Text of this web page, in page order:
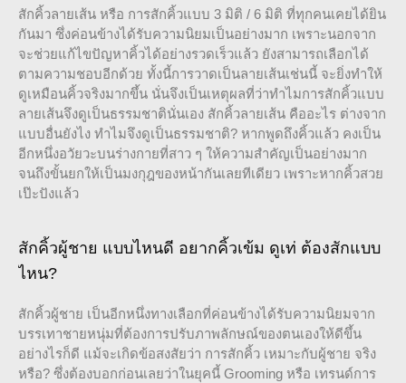
สักคิ้วลายเส้น หรือ การสักคิ้วแบบ 3 มิติ / 6 มิติ ที่ทุกคนเคยได้ยิน
กันมา ซึ่งค่อนข้างได้รับความนิยมเป็นอย่างมาก เพราะนอกจาก
จะช่วยแก้ไขปัญหาคิ้วได้อย่างรวดเร็วแล้ว ยังสามารถเลือกได้
ตามความชอบอีกด้วย ทั้งนี้การวาดเป็นลายเส้นเช่นนี้ จะยิ่งทำให้
ดูเหมือนคิ้วจริงมากขึ้น นั่นจึงเป็นเหตุผลที่ว่าทำไมการสักคิ้วแบบ
ลายเส้นจึงดูเป็นธรรมชาตินั่นเอง สักคิ้วลายเส้น คืออะไร ต่างจาก
แบบอื่นยังไง ทำไมจึงดูเป็นธรรมชาติ? หากพูดถึงคิ้วแล้ว คงเป็น
อีกหนึ่งอวัยวะบนร่างกายที่สาว ๆ ให้ความสำคัญเป็นอย่างมาก
จนถึงขั้นยกให้เป็นมงกุฎของหน้ากันเลยทีเดียว เพราะหากคิ้วสวย
เป๊ะปังแล้ว
สักคิ้วผู้ชาย แบบไหนดี อยากคิ้วเข้ม ดูเท่ ต้องสักแบบ
ไหน?
สักคิ้วผู้ชาย เป็นอีกหนึ่งทางเลือกที่ค่อนข้างได้รับความนิยมจาก
บรรเทาชายหนุ่มที่ต้องการปรับภาพลักษณ์ของตนเองให้ดีขึ้น
อย่างไรก็ดี แม้จะเกิดข้อสงสัยว่า การสักคิ้ว เหมาะกับผู้ชาย จริง
หรือ? ซึ่งต้องบอกก่อนเลยว่าในยุคนี้ Grooming หรือ เทรนด์การ